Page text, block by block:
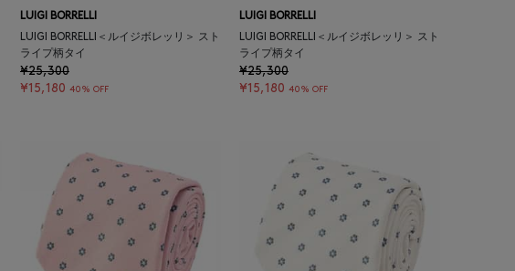
LUIGI BORRELLI
LUIGI BORRELLI＜ルイジボレッリ＞ スト
ライプ柄タイ
¥25,300
¥15,180 40% OFF
LUIGI BORRELLI
LUIGI BORRELLI＜ルイジボレッリ＞ スト
ライプ柄タイ
¥25,300
¥15,180 40% OFF